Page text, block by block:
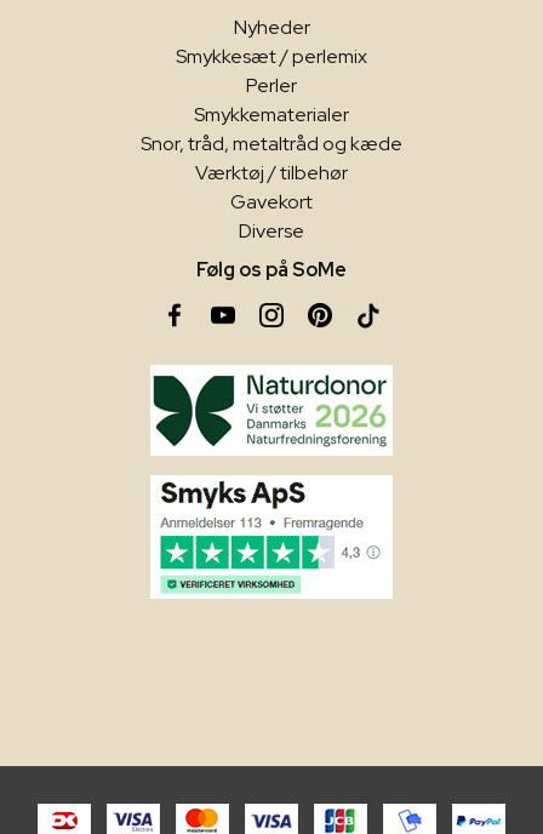
Nyheder
Smykkesæt / perlemix
Perler
Smykkematerialer
Snor, tråd, metaltråd og kæde
Værktøj / tilbehør
Gavekort
Diverse
Følg os på SoMe